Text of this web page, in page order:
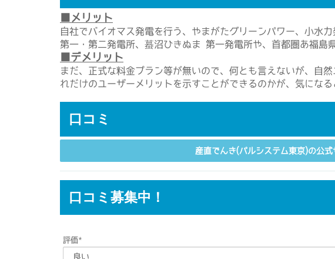
■メリット
自社でバイオマス発電を行う、やまがたグリーンパワー、小水
第一・第二発電所、蟇沼ひきぬま 第一発電所や、首都圏あ福島
■デメリット
まだ、正式な料金プラン等が無いので、何とも言えないが、自
れだけのユーザーメリットを示すことができるのかが、気になる
口コミ
産直でんき(パルシステム東京)の公式
口コミ募集中！
評価*